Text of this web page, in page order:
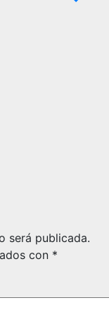
será publicada.
con *